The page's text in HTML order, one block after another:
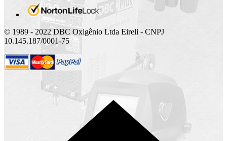
© 1989 - 2022 DBC Oxigênio Ltda Eireli - CNPJ
10.145.187/0001-75